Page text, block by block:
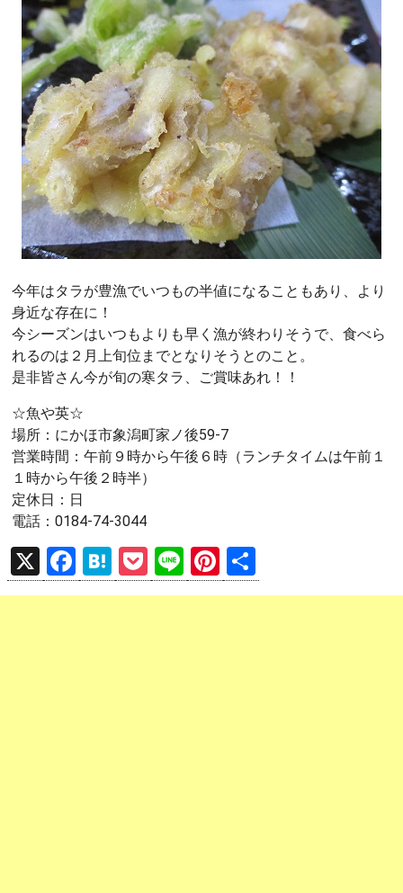
今年はタラが豊漁でいつもの半値になることもあり、より
身近な存在に！
今シーズンはいつもよりも早く漁が終わりそうで、食べら
れるのは２月上旬位までとなりそうとのこと。
是非皆さん今が旬の寒タラ、ご賞味あれ！！
☆魚や英☆
場所：にかほ市象潟町家ノ後59-7
営業時間：午前９時から午後６時（ランチタイムは午前１
１時から午後２時半）
定休日：日
電話：0184-74-3044
X
F
a
H
at
P
o
Li
n
Pi
nt 有